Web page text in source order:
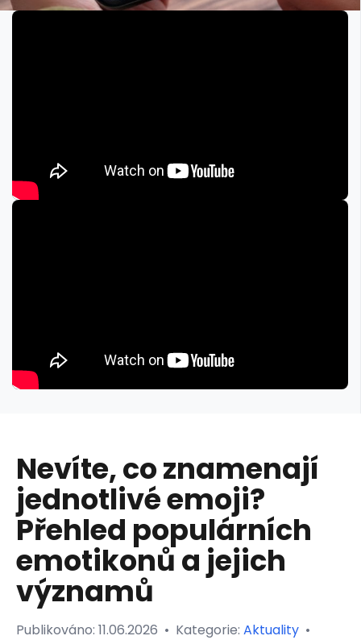
Nevíte, co znamenají
jednotlivé emoji?
Přehled populárních
emotikonů a jejich
významů
Publikováno: 11.06.2026 • Kategorie: Aktuality •